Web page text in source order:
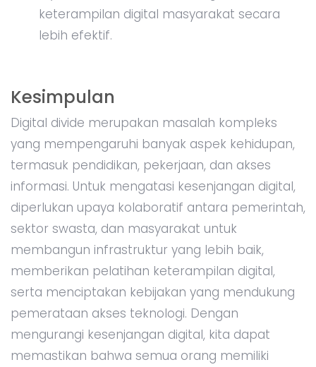
keterampilan digital masyarakat secara
lebih efektif.
Kesimpulan
Digital divide merupakan masalah kompleks
yang mempengaruhi banyak aspek kehidupan,
termasuk pendidikan, pekerjaan, dan akses
informasi. Untuk mengatasi kesenjangan digital,
diperlukan upaya kolaboratif antara pemerintah,
sektor swasta, dan masyarakat untuk
membangun infrastruktur yang lebih baik,
memberikan pelatihan keterampilan digital,
serta menciptakan kebijakan yang mendukung
pemerataan akses teknologi. Dengan
mengurangi kesenjangan digital, kita dapat
memastikan bahwa semua orang memiliki